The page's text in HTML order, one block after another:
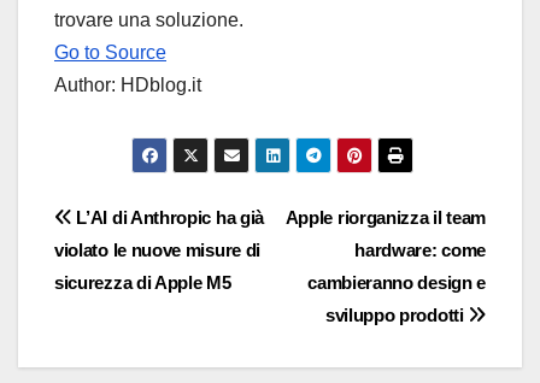
trovare una soluzione.
Go to Source
Author: HDblog.it
Navigazione
articoli
Apple riorganizza il team
hardware: come
cambieranno design e
sviluppo prodotti
L’AI di Anthropic ha già
violato le nuove misure di
sicurezza di Apple M5